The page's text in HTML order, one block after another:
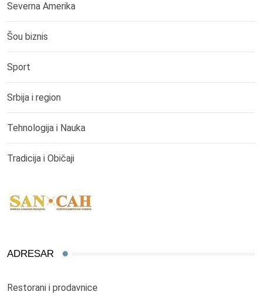
Severna Amerika
Šou biznis
Sport
Srbija i region
Tehnologija i Nauka
Tradicija i Običaji
ADRESAR
Restorani i prodavnice